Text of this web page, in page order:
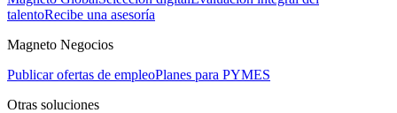
talentoRecibe una asesoría
Magneto Negocios
Publicar ofertas de empleoPlanes para PYMES
Otras soluciones